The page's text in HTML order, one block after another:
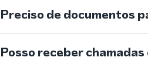
Preciso de documentos
Posso receber